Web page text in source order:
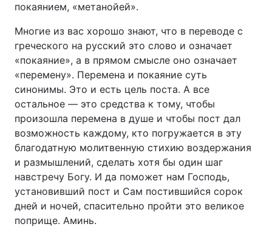
покаянием, «метанойей».
Многие из вас хорошо знают, что в переводе с
греческого на русский это слово и означает
«покаяние», а в прямом смысле оно означает
«перемену». Перемена и покаяние суть
синонимы. Это и есть цель поста. А все
остальное — это средства к тому, чтобы
произошла перемена в душе и чтобы пост дал
возможность каждому, кто погружается в эту
благодатную молитвенную стихию воздержания
и размышлений, сделать хотя бы один шаг
навстречу Богу. И да поможет нам Господь,
установивший пост и Сам постившийся сорок
дней и ночей, спасительно пройти это великое
поприще. Аминь.